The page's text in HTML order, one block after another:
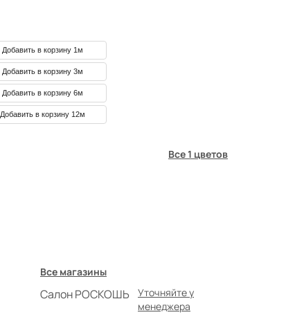
Добавить в корзину 1м
Добавить в корзину 3м
Добавить в корзину 6м
Добавить в корзину 12м
Все 1 цветов
Все магазины
Салон РОСКОШЬ
Уточняйте у
менеджера